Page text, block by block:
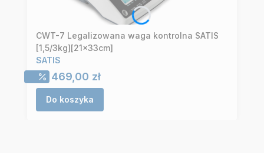
CWT-7 Legalizowana waga kontrolna SATIS
[1,5/3kg][21x33cm]
SATIS
Cena promocyjna
469,00 zł
Do koszyka